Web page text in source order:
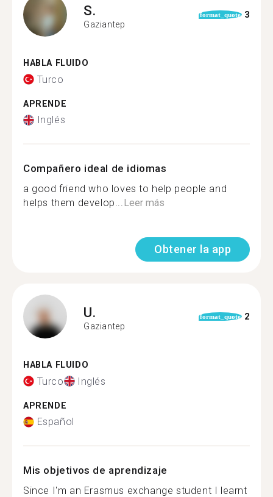
S.
Gaziantep
format_quote 3
HABLA FLUIDO
Turco
APRENDE
Inglés
Compañero ideal de idiomas
a good friend who loves to help people and
helps them develop...Leer más
Obtener la app
U.
Gaziantep
format_quote 2
HABLA FLUIDO
Turco Inglés
APRENDE
Español
Mis objetivos de aprendizaje
Since I'm an Erasmus exchange student I learnt